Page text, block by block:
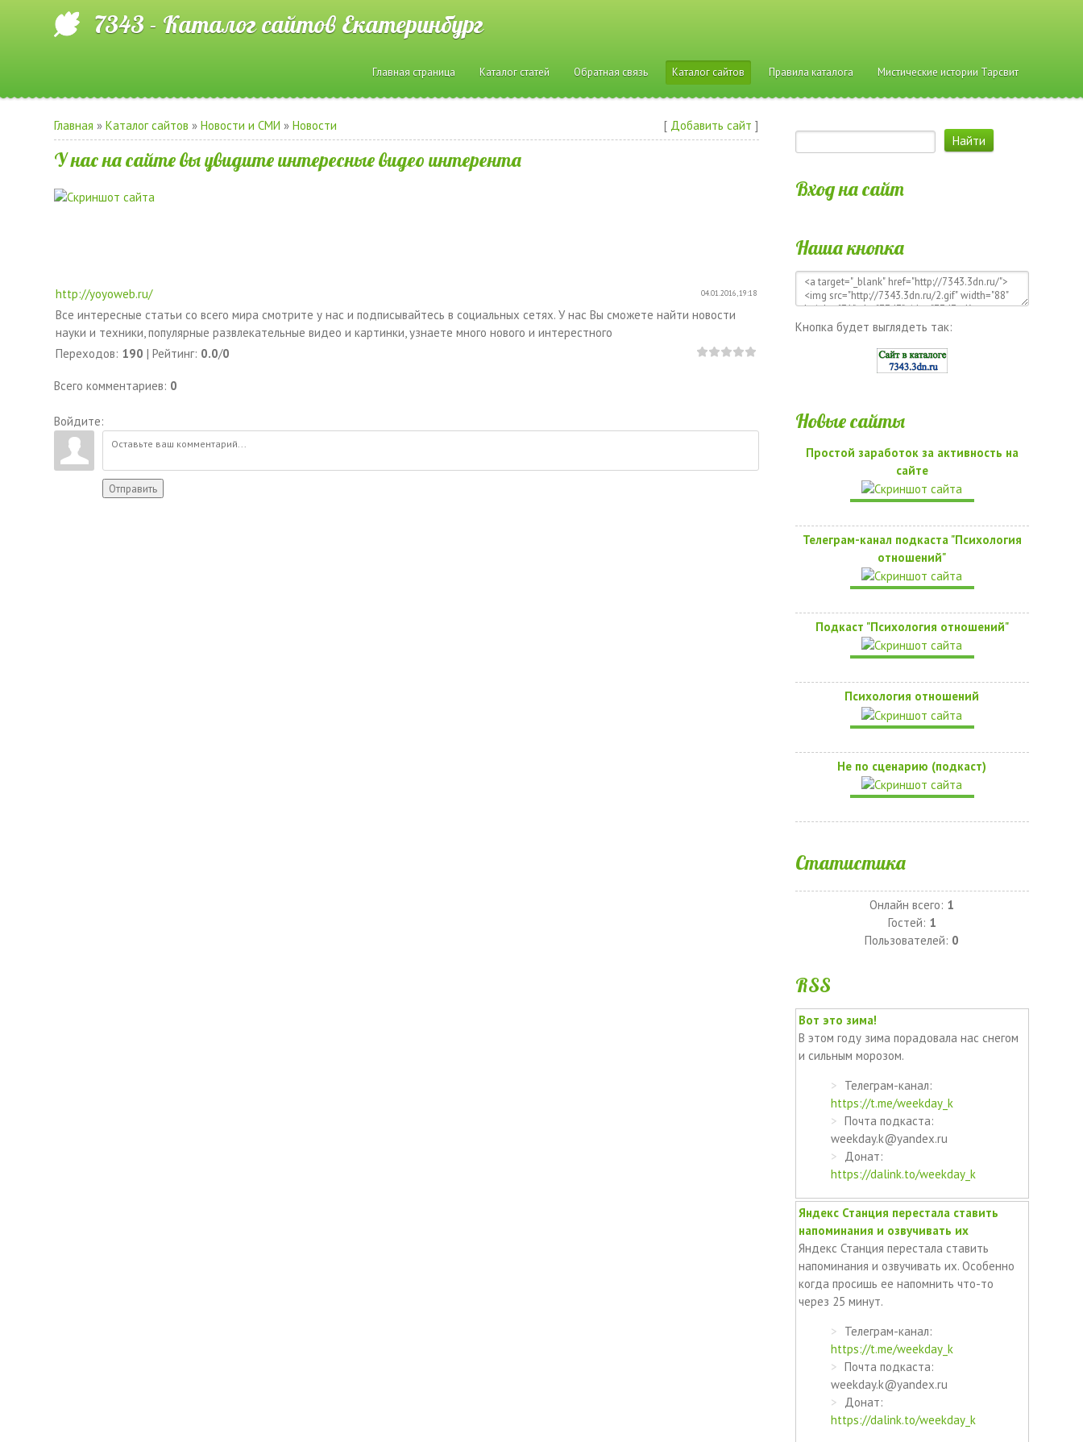
7343 - Каталог сайтов Екатеринбург
Главная страница Каталог статей Обратная связь Каталог сайтов Правила каталога Мистические истории Тарсвит
Главная »Каталог сайтов »Новости и СМИ »Новости [ Добавить сайт ]
У нас на сайте вы увидите интересные видео интерента
http://yoyoweb.ru/ 04.01.2016, 19:18
Все интересные статьи со всего мира смотрите у нас и подписывайтесь в социальных сетях. У нас Вы сможете найти новости
науки и техники, популярные развлекательные видео и картинки, узнаете много нового и интерестного
Переходов: 190 |Рейтинг: 0.0/0
Всего комментариев: 0
Войдите:
Отправить
Вход на сайт
Наша кнопка
Кнопка будет выглядеть так:
Новые сайты
Простой заработок за активность на
сайте
Телеграм-канал подкаста "Психология
отношений"
Подкаст "Психология отношений"
Психология отношений
Не по сценарию (подкаст)
Статистика
Онлайн всего: 1
Гостей: 1
Пользователей: 0
RSS
Вот это зима!
В этом году зима порадовала нас снегом
и сильным морозом.
Телеграм-канал:
https://t.me/weekday_k
Почта подкаста:
weekday.k@yandex.ru
Донат:
https://dalink.to/weekday_k
Яндекс Станция перестала ставить
напоминания и озвучивать их
Яндекс Станция перестала ставить
напоминания и озвучивать их. Особенно
когда просишь ее напомнить что-то
через 25 минут.
Телеграм-канал:
https://t.me/weekday_k
Почта подкаста:
weekday.k@yandex.ru
Донат:
https://dalink.to/weekday_k